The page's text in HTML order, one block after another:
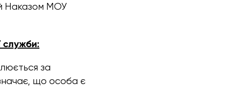
Наказом МОУ
служби:
за
що особа є